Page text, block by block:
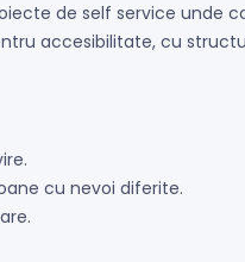
de self service unde
accesibilitate, cu
cu nevoi diferite.